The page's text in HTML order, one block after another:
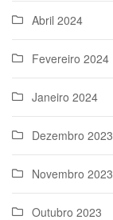
Abril 2024
Fevereiro 2024
Janeiro 2024
Dezembro 2023
Novembro 2023
Outubro 2023